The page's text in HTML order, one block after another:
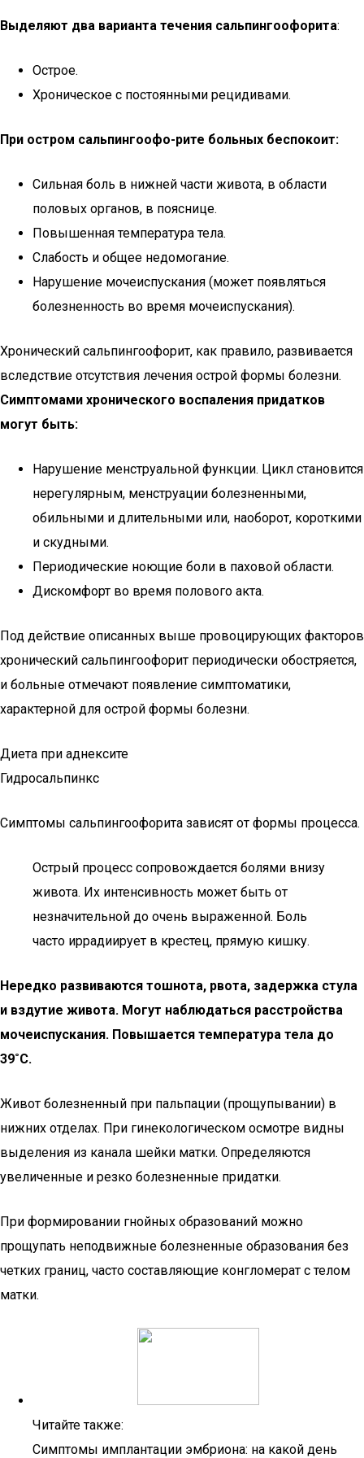
Выделяют два варианта течения сальпингоофорита:
Острое.
Хроническое с постоянными рецидивами.
При остром сальпингоофо-рите больных беспокоит:
Сильная боль в нижней части живота, в области
половых органов, в пояснице.
Повышенная температура тела.
Слабость и общее недомогание.
Нарушение мочеиспускания (может появляться
болезненность во время мочеиспускания).
Хронический сальпингоофорит, как правило, развивается
вследствие отсутствия лечения острой формы болезни.
Симптомами хронического воспаления придатков
могут быть:
Нарушение менструальной функции. Цикл становится
нерегулярным, менструации болезненными,
обильными и длительными или, наоборот, короткими
и скудными.
Периодические ноющие боли в паховой области.
Дискомфорт во время полового акта.
Под действие описанных выше провоцирующих факторов
хронический сальпингоофорит периодически обостряется,
и больные отмечают появление симптоматики,
характерной для острой формы болезни.
Диета при аднексите
Гидросальпинкс
Симптомы сальпингоофорита зависят от формы процесса.
Острый процесс сопровождается болями внизу
живота. Их интенсивность может быть от
незначительной до очень выраженной. Боль
часто иррадиирует в крестец, прямую кишку.
Нередко развиваются тошнота, рвота, задержка стула
и вздутие живота. Могут наблюдаться расстройства
мочеиспускания. Повышается температура тела до
39˚С.
Живот болезненный при пальпации (прощупывании) в
нижних отделах. При гинекологическом осмотре видны
выделения из канала шейки матки. Определяются
увеличенные и резко болезненные придатки.
При формировании гнойных образований можно
прощупать неподвижные болезненные образования без
четких границ, часто составляющие конгломерат с телом
матки.
Читайте также:
Симптомы имплантации эмбриона: на какой день